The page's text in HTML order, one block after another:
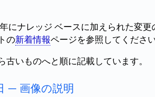
にナレッジ ベースに加えられた変
の新着情報ページを参照してください
古いものへと順に記載しています。
— 画像の説明